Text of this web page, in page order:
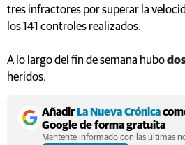
tres infractores por superar la
los 141 controles realizados.
A lo largo del fin de semana hubo
heridos.
AñadirLa Nueva Crónica
Google de forma gratuita
Mantente informado con las últimas